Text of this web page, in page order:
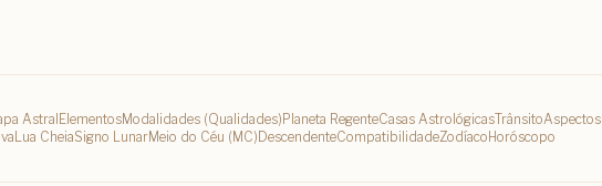
AstralElementosModalidades (Qualidades)Planeta RegenteCasas AstrológicasTrânsitoAspectos
Lua CheiaSigno LunarMeio do Céu (MC)DescendenteCompatibilidadeZodíacoHoróscopo